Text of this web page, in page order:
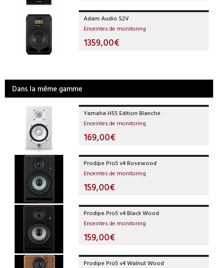
Adam Audio S2V
Enceintes de monitoring
1359,00€
Dans la même gamme
Yamaha HS5 Edition Blanche
Enceintes de monitoring
169,00€
Prodipe Pro5 v4 Rosewood
Enceintes de monitoring
159,00€
Prodipe Pro5 v4 Black Wood
Enceintes de monitoring
159,00€
Prodipe Pro5 v4 Walnut Wood